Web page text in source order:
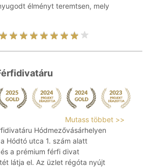
élményt teremtsen, mely
Mutass többet >>
Hódmezővásárhelyen
Hódtó utca 1. szám alatt
a prémium férfi divat
látja el. Az üzlet régóta nyújt